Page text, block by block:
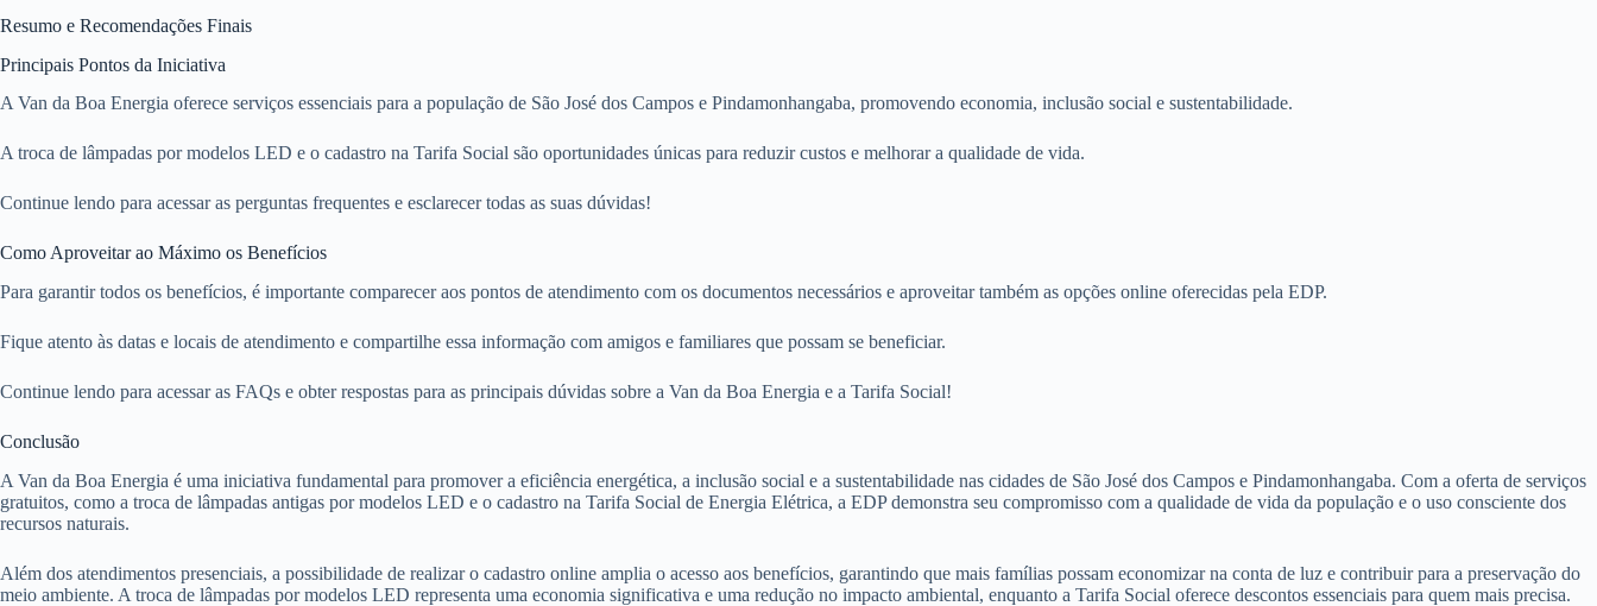
Resumo e Recomendações Finais
Principais Pontos da Iniciativa
A Van da Boa Energia oferece serviços essenciais para a população de São José dos Campos e Pindamonhangaba, promovendo economia, inclusão social e sustentabilidade.
A troca de lâmpadas por modelos LED e o cadastro na Tarifa Social são oportunidades únicas para reduzir custos e melhorar a qualidade de vida.
Continue lendo para acessar as perguntas frequentes e esclarecer todas as suas dúvidas!
Como Aproveitar ao Máximo os Benefícios
Para garantir todos os benefícios, é importante comparecer aos pontos de atendimento com os documentos necessários e aproveitar também as opções online oferecidas pela EDP.
Fique atento às datas e locais de atendimento e compartilhe essa informação com amigos e familiares que possam se beneficiar.
Continue lendo para acessar as FAQs e obter respostas para as principais dúvidas sobre a Van da Boa Energia e a Tarifa Social!
Conclusão
A Van da Boa Energia é uma iniciativa fundamental para promover a eficiência energética, a inclusão social e a sustentabilidade nas cidades de São José dos Campos e Pindamonhangaba. Com a oferta de serviços
gratuitos, como a troca de lâmpadas antigas por modelos LED e o cadastro na Tarifa Social de Energia Elétrica, a EDP demonstra seu compromisso com a qualidade de vida da população e o uso consciente dos
recursos naturais.
Além dos atendimentos presenciais, a possibilidade de realizar o cadastro online amplia o acesso aos benefícios, garantindo que mais famílias possam economizar na conta de luz e contribuir para a preservação do
meio ambiente. A troca de lâmpadas por modelos LED representa uma economia significativa e uma redução no impacto ambiental, enquanto a Tarifa Social oferece descontos essenciais para quem mais precisa.